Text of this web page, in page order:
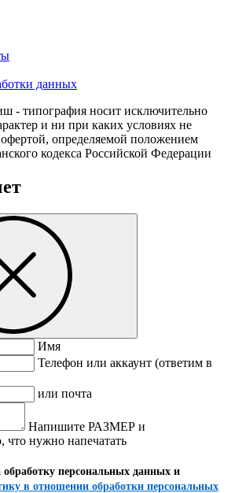
данных
- типография носит исключительно
и ни при каких условиях не
определяемой положением
кодекса Российской Федерации
Имя
Телефон или аккаунт (ответим в
или почта
Напишите РАЗМЕР и
нужно напечатать
обработку персональных данных и
в отношении обработки персональных